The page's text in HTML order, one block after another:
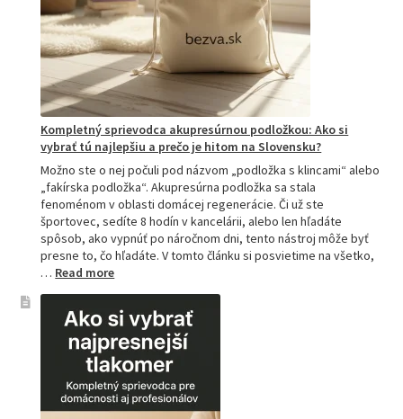
Kompletný sprievodca akupresúrnou podložkou: Ako si
vybrať tú najlepšiu a prečo je hitom na Slovensku?
Možno ste o nej počuli pod názvom „podložka s klincami“ alebo
„fakírska podložka“. Akupresúrna podložka sa stala
fenoménom v oblasti domácej regenerácie. Či už ste
športovec, sedíte 8 hodín v kancelárii, alebo len hľadáte
spôsob, ako vypnúť po náročnom dni, tento nástroj môže byť
presne to, čo hľadáte. V tomto článku si posvietime na všetko,
… Read more:
sprievodca
akupresúrnou
podložkou:
Ako
si
vybrať
tú